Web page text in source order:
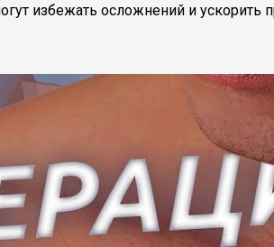
избежать осложнений и ускорить